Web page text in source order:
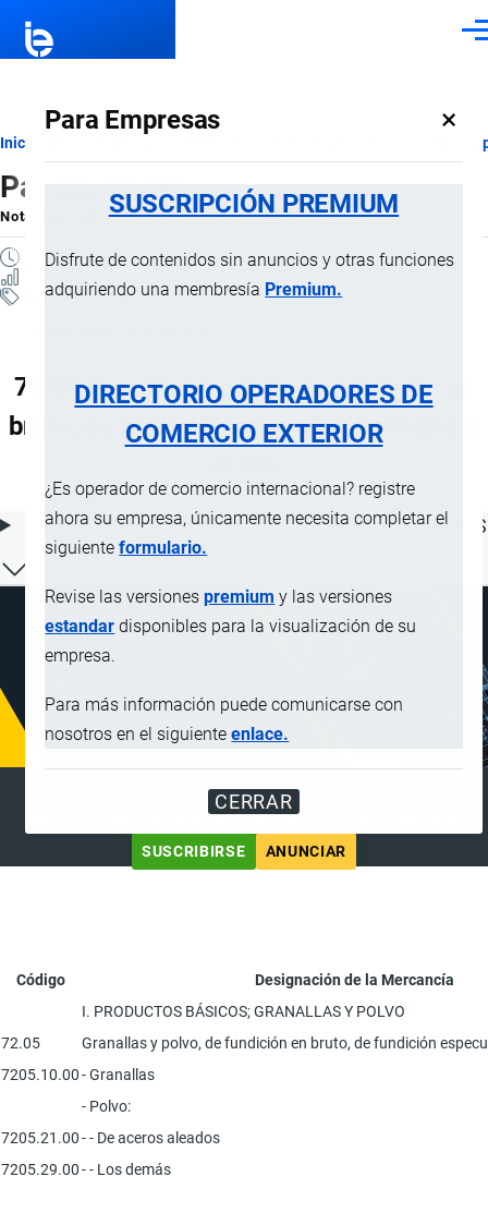
Para Empresas ×
SUSCRIPCIÓN PREMIUM
Disfrute de contenidos sin anuncios y otras funciones
adquiriendo una membresía Premium.
DIRECTORIO OPERADORES DE
COMERCIO EXTERIOR
¿Es operador de comercio internacional? registre
ahora su empresa, únicamente necesita completar el
siguienteformulario.
Revise las versionespremium y las versiones
estandar disponibles para la visualización de su
empresa.
Para más información puede comunicarse con
nosotros en el siguienteenlace.
CERRAR
Ruta
de
navegación
Inicio
Partida 72.05
Nota ExplicativaporImportaciones …, 20 Julio, 2024
3 MINUTOS
Notas Explicativas
72.05 Granallas y polvo, de fundición en
bruto, de fundición especular, de hierro o
ÍNDICE DE CONTENIDOS
SUSCRIPCIÓN PREMIUM
SUSCRIBIRSE
ANUNCIAR
Código
Designación de la Mercancía
I. PRODUCTOS BÁSICOS; GRANALLAS Y POLVO
72.05
Granallas y polvo, de fundición en bruto, de fundición
7205.10.00- Granallas
- Polvo:
7205.21.00- - De aceros aleados
7205.29.00- - Los demás